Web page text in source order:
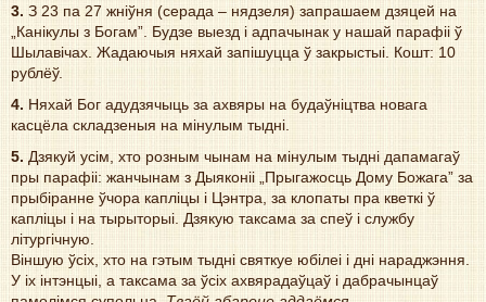
3. З 23 па 27 жніўня (серадa – нядзеля) запрашаем дзяцей на
„Канікулы з Богам”. Будзе выезд і адпачынак у нашай парафіі ў
Шылавічах. Жадаючыя няхай запішуцца ў закрыстыі. Кошт: 10
рублёў.
4. Няхай Бог адудзячыць за ахвяры на будаўніцтва новага
касцёлa складзеныя на мінулым тыдні.
5. Дзякуй усім, хто розным чынам на мiнулым тыднi дапамагаў
пры парафii: жанчынам з Дыяконіі „Прыгажосць Дому Божага” за
прыбіранне ўчора капліцы і Цэнтра, за клопаты пра кветкі ў
капліцы i на тырыторыі. Дзякую таксама за спеў і службу
літургічную.
Віншую ўсіх, хто на гэтым тыдні святкуе юбілеі і дні нараджэння.
У іх інтэнцыі, а таксама за ўсіх ахвярадаўцаў і дабрачынцаў